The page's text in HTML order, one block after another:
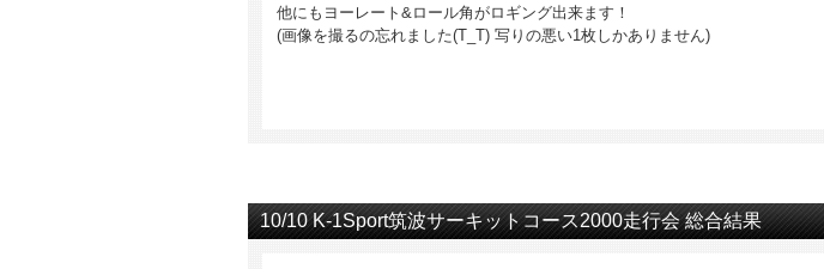
他にもヨーレート&ロール角がロギング出来ます！
(画像を撮るの忘れました(T_T) 写りの悪い1枚しかありません)
10/10 K-1Sport筑波サーキットコース2000走行会 総合結果